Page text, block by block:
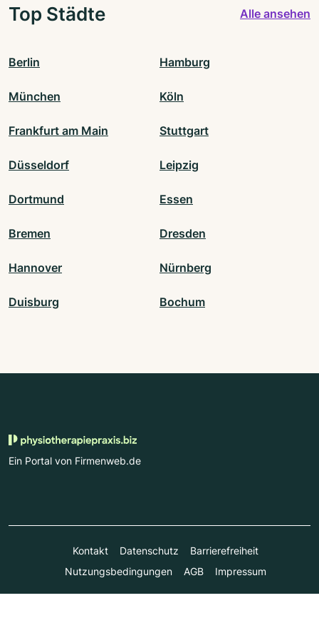
Top Städte Alle ansehen
Berlin Hamburg
München Köln
Frankfurt am Main Stuttgart
Düsseldorf Leipzig
Dortmund Essen
Bremen Dresden
Hannover Nürnberg
Duisburg Bochum
Ein Portal von Firmenweb.de
Kontakt Datenschutz
Barrierefreiheit
Nutzungsbedingungen
AGB Impressum